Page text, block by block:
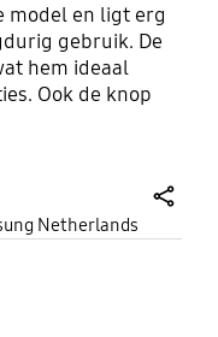
model en ligt erg
gebruik. De
hem ideaal
Ook de knop
ten opzichte
Netherlands